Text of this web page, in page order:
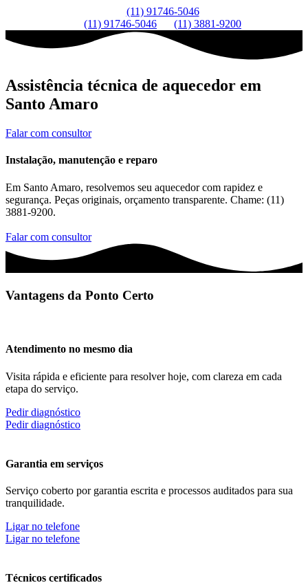
(11) 91746-5046
(11) 91746-5046
(11) 3881-9200
Assistência técnica de aquecedor em
Santo Amaro
Falar com consultor
Instalação, manutenção e reparo
Em Santo Amaro, resolvemos seu aquecedor com rapidez e
segurança. Peças originais, orçamento transparente. Chame: (11)
3881-9200.
Falar com consultor
Vantagens da Ponto Certo
Atendimento no mesmo dia
Visita rápida e eficiente para resolver hoje, com clareza em cada
etapa do serviço.
Pedir diagnóstico
Pedir diagnóstico
Garantia em serviços
Serviço coberto por garantia escrita e processos auditados para sua
tranquilidade.
Ligar no telefone
Ligar no telefone
Técnicos certificados